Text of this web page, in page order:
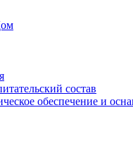
состав
обеспечение и